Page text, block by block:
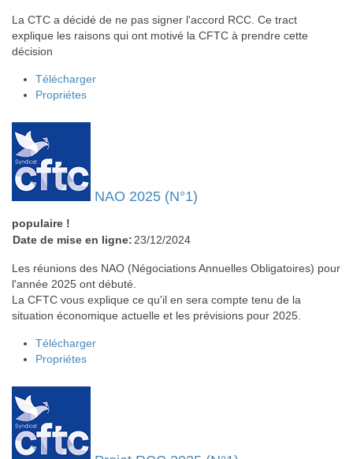
La CTC a décidé de ne pas signer l'accord RCC. Ce tract
explique les raisons qui ont motivé la CFTC à prendre cette
décision
Télécharger
Propriétes
NAO 2025 (N°1)
populaire !
Date de mise en ligne: 23/12/2024
Les réunions des NAO (Négociations Annuelles Obligatoires) pour
l'année 2025 ont débuté.
La CFTC vous explique ce qu'il en sera compte tenu de la
situation économique actuelle et les prévisions pour 2025.
Télécharger
Propriétes